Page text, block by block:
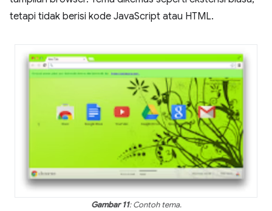
tetapi tidak berisi kode JavaScript atau HTML.
Gambar 11: Contoh tema.